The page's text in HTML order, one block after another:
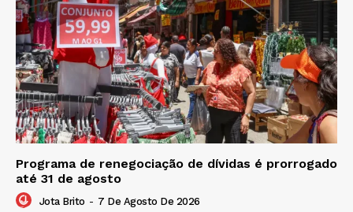
Programa de renegociação de dívidas é prorrogado
até 31 de agosto
Jota Brito - 7 De Agosto De 2026